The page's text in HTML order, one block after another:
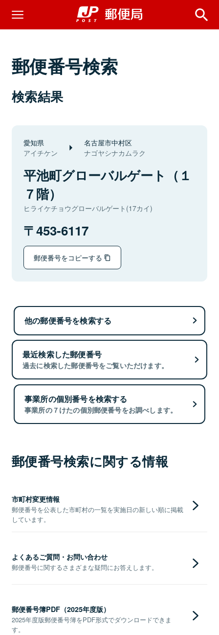
郵便番号検索
検索結果
愛知県
アイチケン
名古屋市中村区
ナゴヤシナカムラク
平池町グローバルゲート（１
７階）
ヒライケチョウグローバルゲート(17カイ)
453-6117
郵便番号をコピーする
他の郵便番号を検索する
最近検索した郵便番号
過去に検索した郵便番号をご覧いただけます。
事業所の個別番号を検索する
事業所の７けたの個別郵便番号をお調べします。
郵便番号検索に関する情報
市町村変更情報
郵便番号を公表した市町村の一覧を実施日の新しい順に掲載
しています。
よくあるご質問・お問い合わせ
郵便番号に関するさまざまな疑問にお答えします。
郵便番号簿PDF（2025年度版）
2025年度版郵便番号簿をPDF形式でダウンロードできま
す。